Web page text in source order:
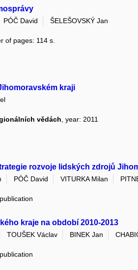
PÓČ David
ŠELEŠOVSKÝ Jan
of pages: 114 s.
kraji
vědách, year: 2011
rozvoje lidských zdrojů
PÓČ David VITURKA Milan
kraje na období 2010-2013
TOUŠEK Václav BINEK Jan